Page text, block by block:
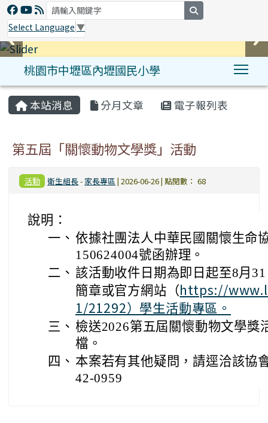
Select Language ▼
桃園市中壢區內壢國民小學
:::
本站消息 分月文章 電子報列表
第五屆「關懷動物文學獎」活動
活動 衛生組長- 家長專區 | 2026-06-26 | 點閱數： 68
說明：
一、 依據社團法人中華民國關懷生命
150624004號函辦理。
二、 該活動收件日期為即日起至8月
簡章或官方網站（https://
1/21292）學生活動專區。
三、 檢送2026第五屆關懷動物文學獎
檔。
四、 本案若有其他疑問，請逕洽該協
42-0959